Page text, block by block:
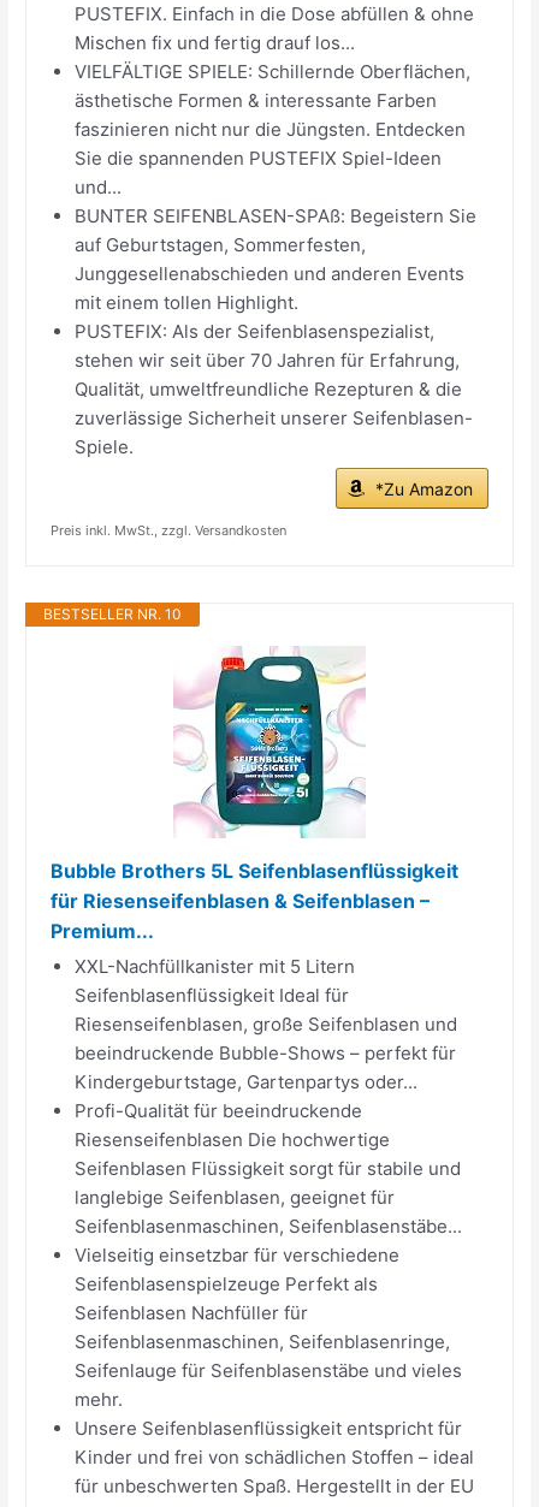
PUSTEFIX. Einfach in die Dose abfüllen & ohne
Mischen fix und fertig drauf los...
VIELFÄLTIGE SPIELE: Schillernde Oberflächen,
ästhetische Formen & interessante Farben
faszinieren nicht nur die Jüngsten. Entdecken
Sie die spannenden PUSTEFIX Spiel-Ideen
und...
BUNTER SEIFENBLASEN-SPAß: Begeistern Sie
auf Geburtstagen, Sommerfesten,
Junggesellenabschieden und anderen Events
mit einem tollen Highlight.
PUSTEFIX: Als der Seifenblasenspezialist,
stehen wir seit über 70 Jahren für Erfahrung,
Qualität, umweltfreundliche Rezepturen & die
zuverlässige Sicherheit unserer Seifenblasen-
Spiele.
*Zu Amazon
Preis inkl. MwSt., zzgl. Versandkosten
BESTSELLER NR. 10
Bubble Brothers 5L Seifenblasenflüssigkeit
für Riesenseifenblasen & Seifenblasen –
Premium...
XXL-Nachfüllkanister mit 5 Litern
Seifenblasenflüssigkeit Ideal für
Riesenseifenblasen, große Seifenblasen und
beeindruckende Bubble-Shows – perfekt für
Kindergeburtstage, Gartenpartys oder...
Profi-Qualität für beeindruckende
Riesenseifenblasen Die hochwertige
Seifenblasen Flüssigkeit sorgt für stabile und
langlebige Seifenblasen, geeignet für
Seifenblasenmaschinen, Seifenblasenstäbe...
Vielseitig einsetzbar für verschiedene
Seifenblasenspielzeuge Perfekt als
Seifenblasen Nachfüller für
Seifenblasenmaschinen, Seifenblasenringe,
Seifenlauge für Seifenblasenstäbe und vieles
mehr.
Unsere Seifenblasenflüssigkeit entspricht für
Kinder und frei von schädlichen Stoffen – ideal
für unbeschwerten Spaß. Hergestellt in der EU